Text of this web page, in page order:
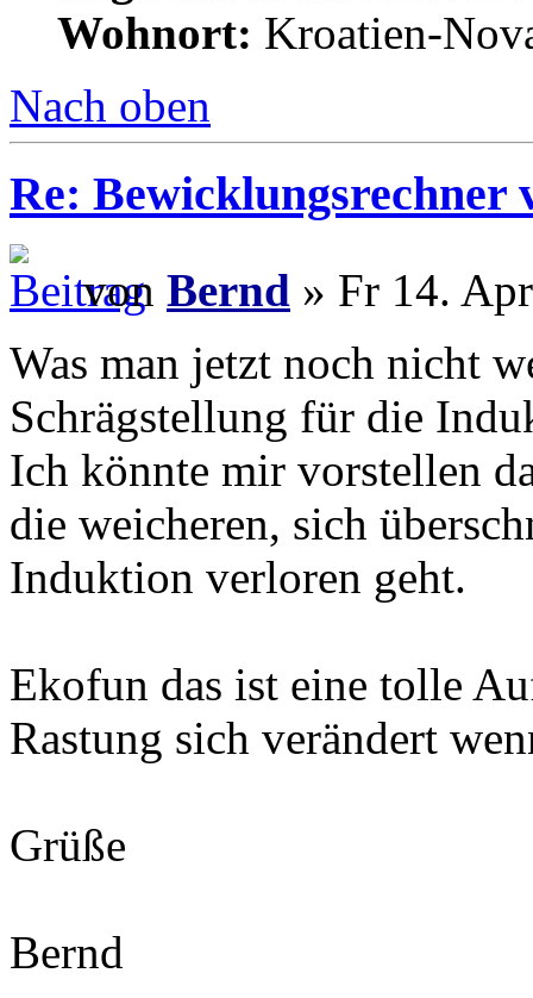
Wohnort: Kroatien-
Nach oben
Re: Bewicklungsrechner
von Bernd » Fr 14.
Was man jetzt noch nicht
Schrägstellung für die
Ich könnte mir vorstellen
die weicheren, sich
Induktion verloren geht.
Ekofun das ist eine tolle
Rastung sich verändert
Grüße
Bernd